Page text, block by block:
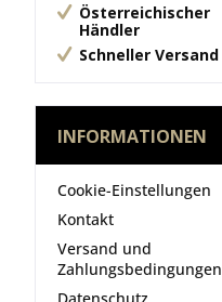
Österreichischer
Händler
Schneller Versand
INFORMATIONEN
Cookie-Einstellungen
Kontakt
Versand und
Zahlungsbedingungen